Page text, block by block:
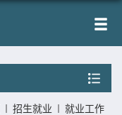
招生就业 就业工作